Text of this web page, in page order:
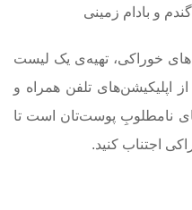
و بادام زمینی
خوراکی، تهیه‌ی یک لیست
از اپلیکیشن‌های تلفن‌ همراه و
نامطلوبِ پوست‌تان است تا
اجتناب کنید.